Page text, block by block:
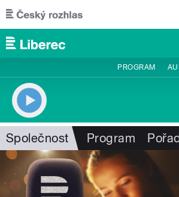
Přejít k hlavnímu obsahu
PROGRAM
Společnost Program